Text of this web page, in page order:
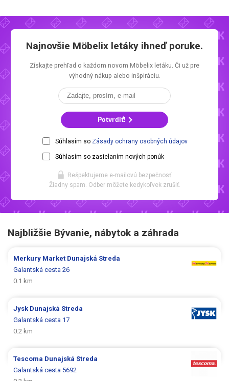
Najnovšie Möbelix letáky ihneď poruke.
Získajte prehľad o každom novom Möbelix letáku. Či už pre
výhodný nákup alebo inšpiráciu.
Potvrdiť!
Súhlasím so Zásady ochrany osobných údajov
Súhlasím so zasielaním nových ponúk
Rešpektujeme e-mailovú bezpečnosť.
Žiadny spam. Odber môžete kedykoľvek zrušiť.
Najbližšie Bývanie, nábytok a záhrada
Merkury Market Dunajská Streda
Galantská cesta 26
0.1 km
Jysk Dunajská Streda
Galantská cesta 17
0.2 km
Tescoma Dunajská Streda
Galantská cesta 5692